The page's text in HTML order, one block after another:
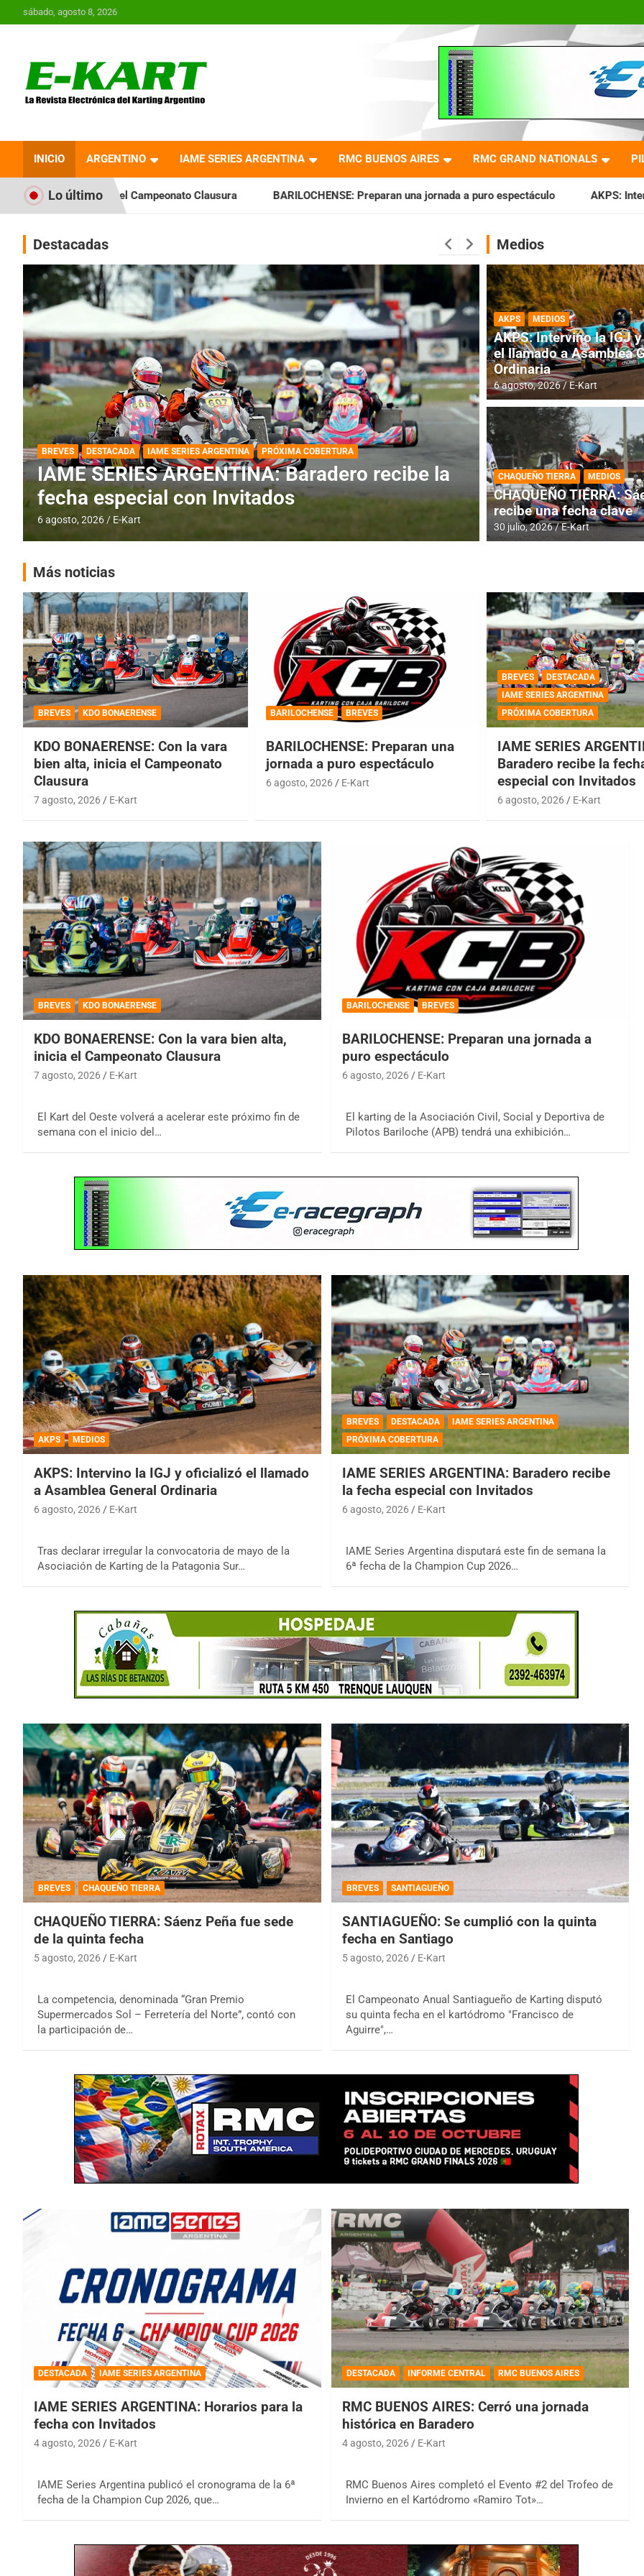
al
sábado, agosto 8, 2026
Revista Electrónica del
Karting en Argentina
INICIO ARGENTINO IAME SERIES ARGENTINA RMC BUENOS AIRES RMC GRAND NATIONALS
Lo último
Campeonato Clausura BARILOCHENSE: Preparan una jornada a puro espectáculo AKPS: Intervino la IGJ y oficializó
Destacadas
DESTACADA IAME SERIES ARGENTINA
IAME SERIES ARGENTINA: Horarios para la
fecha con Invitados
4 agosto, 2026 E-Kart
DESTACADA INFORME CENTRAL
RMC BUENOS
histórica en
4 agosto, 2026 E-Kart
Medios
AKPS MEDIOS
AKPS: Intervino la IGJ
el llamado a Asamblea
Ordinaria
6 agosto, 2026 E-Kart
CHAQUEÑO TIERRA MEDIOS
CHAQUEÑO TIERRA:
recibe una fecha clave
30 julio, 2026 E-Kart
Más noticias
BREVES KDO BONAERENSE
KDO BONAERENSE: Con la vara
bien alta, inicia el Campeonato
Clausura
7 agosto, 2026 E-Kart
BARILOCHENSE BREVES
BARILOCHENSE: Preparan una
jornada a puro espectáculo
6 agosto, 2026 E-Kart
BREVES
DESTACADA
IAME SERIES ARGENTINA
PRÓXIMA COBERTURA
IAME SERIES
Baradero recibe la
especial con Invitados
6 agosto, 2026 E-Kart
BREVES KDO BONAERENSE
KDO BONAERENSE: Con la vara bien alta,
inicia el Campeonato Clausura
7 agosto, 2026 E-Kart
El Kart del Oeste volverá a acelerar este próximo fin de
semana con el inicio del…
BARILOCHENSE BREVES
BARILOCHENSE: Preparan una jornada a
puro espectáculo
6 agosto, 2026 E-Kart
El karting de la Asociación Civil, Social y Deportiva de
Pilotos Bariloche (APB) tendrá una exhibición…
AKPS MEDIOS
AKPS: Intervino la IGJ y oficializó el llamado
a Asamblea General Ordinaria
6 agosto, 2026 E-Kart
Tras declarar irregular la convocatoria de mayo de la
Asociación de Karting de la Patagonia Sur…
BREVES DESTACADA
IAME SERIES ARGENTINA
PRÓXIMA COBERTURA
IAME SERIES ARGENTINA: Baradero recibe
la fecha especial con Invitados
6 agosto, 2026 E-Kart
IAME Series Argentina disputará este fin de semana la
6ª fecha de la Champion Cup 2026…
BREVES CHAQUEÑO TIERRA
CHAQUEÑO TIERRA: Sáenz Peña fue sede
de la quinta fecha
5 agosto, 2026 E-Kart
La competencia, denominada “Gran Premio
Supermercados Sol – Ferretería del Norte”, contó con
la participación de…
BREVES SANTIAGUEÑO
SANTIAGUEÑO: Se cumplió con la quinta
fecha en Santiago
5 agosto, 2026 E-Kart
El Campeonato Anual Santiagueño de Karting disputó
su quinta fecha en el kartódromo "Francisco de
Aguirre",…
DESTACADA IAME SERIES ARGENTINA
IAME SERIES ARGENTINA: Horarios para la
fecha con Invitados
4 agosto, 2026 E-Kart
IAME Series Argentina publicó el cronograma de la 6ª
fecha de la Champion Cup 2026, que…
DESTACADA INFORME CENTRAL RMC BUENOS AIRES
RMC BUENOS AIRES: Cerró una jornada
histórica en Baradero
4 agosto, 2026 E-Kart
RMC Buenos Aires completó el Evento #2 del Trofeo de
Invierno en el Kartódromo «Ramiro Tot»…